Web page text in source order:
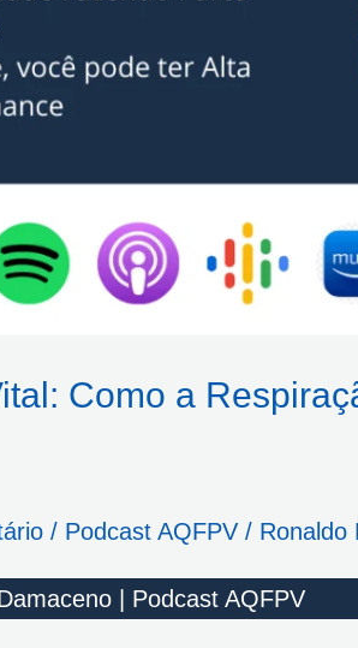
Como a
/ Podcast AQFPV / Ronaldo
| Podcast AQFPV